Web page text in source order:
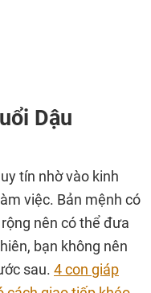
Dậu
tín nhờ vào kinh
việc. Bản mệnh có
nên có thể đưa
bạn không nên
sau. 4 con giáp